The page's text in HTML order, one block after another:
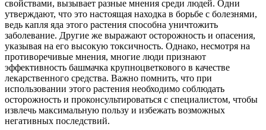
свойствами, вызывает разные мнения среди людей. Одни
утверждают, что это настоящая находка в борьбе с болезнями,
ведь капля яда этого растения способна уничтожить
заболевание. Другие же выражают осторожность и опасения,
указывая на его высокую токсичность. Однако, несмотря на
противоречивые мнения, многие люди признают
эффективность башмачка крупноцветкового в качестве
лекарственного средства. Важно помнить, что при
использовании этого растения необходимо соблюдать
осторожность и проконсультироваться с специалистом, чтобы
извлечь максимальную пользу и избежать возможных
негативных последствий.